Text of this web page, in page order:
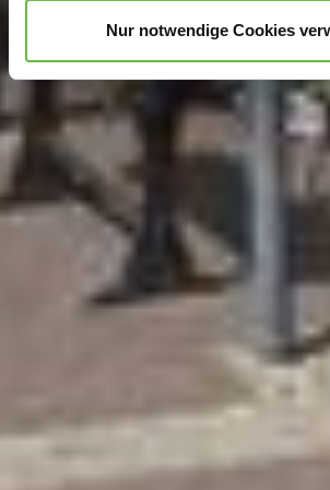
unterstützen!
erhobenen Daten in den USA durch
YouTube:
Indem Sie auf "Gerne Alle
Präferenzen, Statistiken oder Marketing
auf „Auswahl manuell festlegen“
zugleich gem. Art. 49 Abs. 1 S. 1 lit. a
Ihre Daten in den USA verarbeitet
werden vom Europäischen Gerichtshof
einem nach EU-Standards
Datenschutzniveau eingeschätzt. Es
insbesondere das Risiko, dass Ihre
Behörden, zu Kontroll- und zu
möglicherweise auch ohne
verarbeitet werden können. Wenn Sie
manuell festlegen" klicken und keine
Boxen (Präferenzen, Statistiken oder
ausgewählt haben, findet die vorgehend
Übermittlung nicht statt. Weitere
Sie in unseren Datenschutzhinweisen.
Nur notwendige Cookies